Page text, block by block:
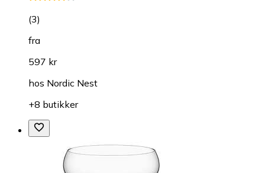
(3)
fra
597 kr
hos Nordic Nest
+8 butikker